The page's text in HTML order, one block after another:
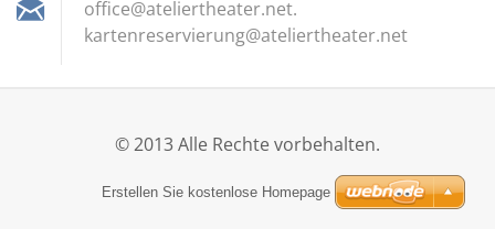
office@ateliertheater.net.
kartenreservierung@ateliertheater.net
© 2013 Alle Rechte vorbehalten.
Erstellen Sie kostenlose Homepage